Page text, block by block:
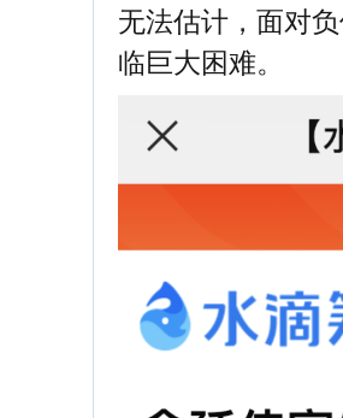
无法估计，面对
临巨大困难。